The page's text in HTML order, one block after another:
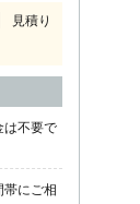
見積り
は不要で
にご相